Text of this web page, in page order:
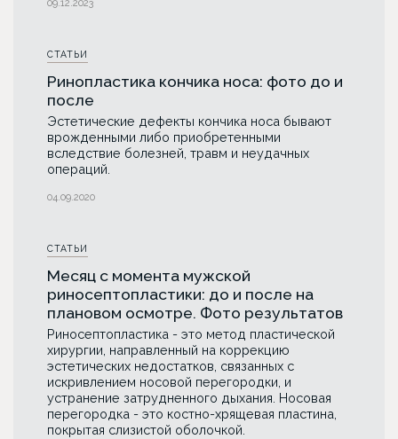
09.12.2023
СТАТЬИ
Ринопластика кончика носа: фото до и
после
Эстетические дефекты кончика носа бывают
врожденными либо приобретенными
вследствие болезней, травм и неудачных
операций.
04.09.2020
СТАТЬИ
Месяц с момента мужской
риносептопластики: до и после на
плановом осмотре. Фото результатов
Риносептопластика - это метод пластической
хирургии, направленный на коррекцию
эстетических недостатков, связанных с
искривлением носовой перегородки, и
устранение затрудненного дыхания. Носовая
перегородка - это костно-хрящевая пластина,
покрытая слизистой оболочкой.